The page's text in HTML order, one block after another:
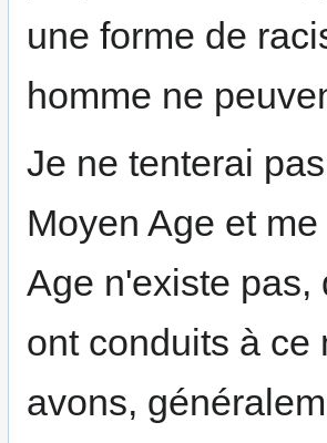
une forme de
homme ne
Je ne tenterai
Moyen Age et
Age n'existe pas,
ont conduits à ce
avons,